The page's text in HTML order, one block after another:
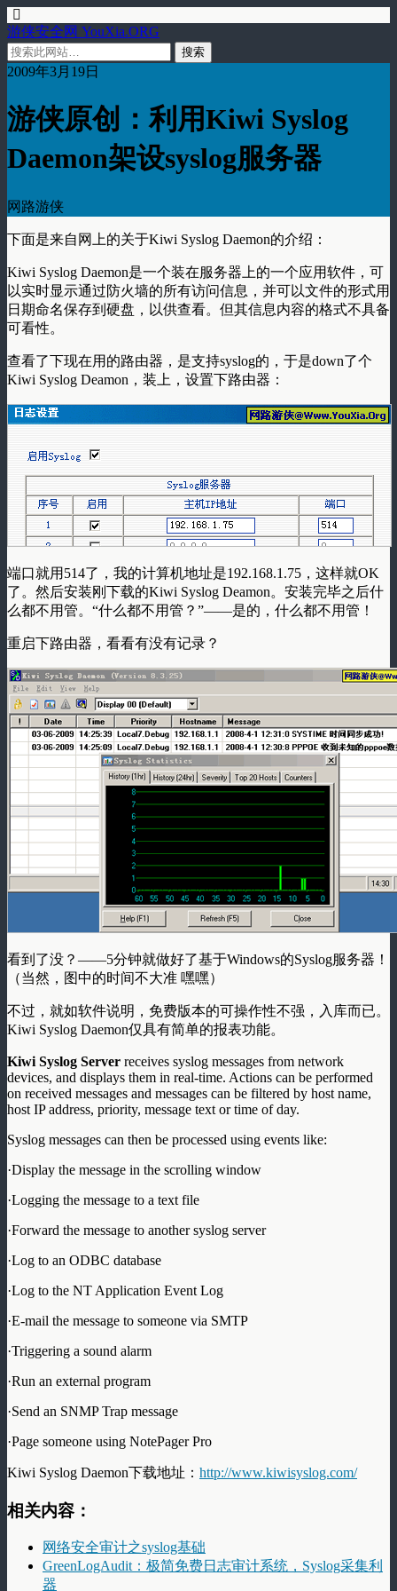
游侠安全网 YouXia.ORG
2009年3月19日
游侠原创：利用Kiwi Syslog
Daemon架设syslog服务器
网路游侠
下面是来自网上的关于Kiwi Syslog Daemon的介绍：
Kiwi Syslog Daemon是一个装在服务器上的一个应用软件，可
以实时显示通过防火墙的所有访问信息，并可以文件的形式用
日期命名保存到硬盘，以供查看。但其信息内容的格式不具备
可看性。
查看了下现在用的路由器，是支持syslog的，于是down了个
Kiwi Syslog Deamon，装上，设置下路由器：
端口就用514了，我的计算机地址是192.168.1.75，这样就OK
了。然后安装刚下载的Kiwi Syslog Deamon。安装完毕之后什
么都不用管。“什么都不用管？”——是的，什么都不用管！
重启下路由器，看看有没有记录？
看到了没？——5分钟就做好了基于Windows的Syslog服务器！
（当然，图中的时间不大准 嘿嘿）
不过，就如软件说明，免费版本的可操作性不强，入库而已。
Kiwi Syslog Daemon仅具有简单的报表功能。
Kiwi Syslog Server receives syslog messages from network
devices, and displays them in real-time. Actions can be performed
on received messages and messages can be filtered by host name,
host IP address, priority, message text or time of day.
Syslog messages can then be processed using events like:
·Display the message in the scrolling window
·Logging the message to a text file
·Forward the message to another syslog server
·Log to an ODBC database
·Log to the NT Application Event Log
·E-mail the message to someone via SMTP
·Triggering a sound alarm
·Run an external program
·Send an SNMP Trap message
·Page someone using NotePager Pro
Kiwi Syslog Daemon下载地址： http://www.kiwisyslog.com/
相关内容：
网络安全审计之syslog基础
GreenLogAudit：极简免费日志审计系统，Syslog采集利
器